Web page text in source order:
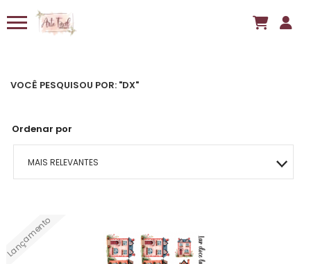
VOCÊ PESQUISOU POR: "DX"
Ordenar por
MAIS RELEVANTES
MENOR PREÇO
Lançamento